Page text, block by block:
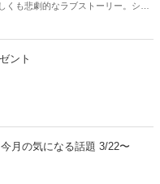
も悲劇的なラブストーリー。シネ
映画館の大スクリーンで堪能できる
なった映画『国宝』でも注目を集め
ント
月の気になる話題 3/22〜